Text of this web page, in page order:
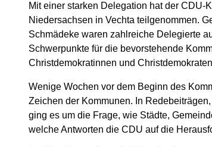
Mit einer starken Delegation hat der
Niedersachsen in Vechta teilgenommen.
Schmädeke waren zahlreiche Delegierte
Schwerpunkte für die bevorstehende
Christdemokratinnen und
Wenige Wochen vor dem Beginn des
Zeichen der Kommunen. In
ging es um die Frage, wie Städte,
welche Antworten die CDU auf die